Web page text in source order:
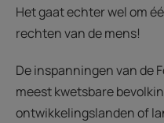
Het gaat echter wel om
rechten van de mens!
De inspanningen van de
meest kwetsbare
ontwikkelingslanden of